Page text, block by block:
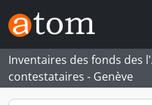
Skip to main content
Inventaires des fonds des
contestataires - Genève